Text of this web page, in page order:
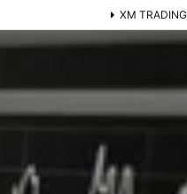
XM TRADING